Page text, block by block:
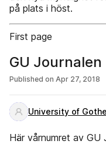
på plats i höst.
First page
GU
Published on Apr 27, 2018
University of
Här vårnumret av GU